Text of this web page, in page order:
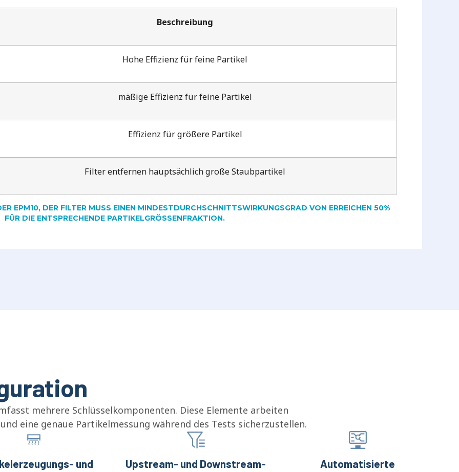
Beschreibung
Hohe Effizienz für feine Partikel
mäßige Effizienz für feine Partikel
Effizienz für größere Partikel
Filter entfernen hauptsächlich große Staubpartikel
EPM10, DER FILTER MUSS EINEN MINDESTDURCHSCHNITTSWIRKUNGSGRAD VON ERREICHEN 50%
FÜR DIE ENTSPRECHENDE PARTIKELGRÖSSENFRAKTION.
mehrere Schlüsselkomponenten. Diese Elemente arbeiten
eine genaue Partikelmessung während des Tests sicherzustellen.
und
Upstream- und Downstream-
Automatisierte